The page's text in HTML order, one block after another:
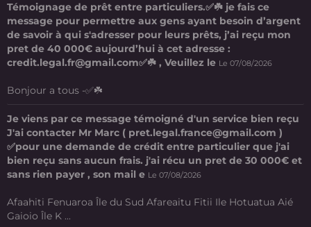
Témoignage de prêt entre particuliers.✅☘️ je fais ce
message pour permettre aux gens ayant besoin d’argent
de savoir à qui s'adresser pour leurs prêts, j’ai reçu mon
pret de 40 000€ aujourd’hui à cet adresse :
credit.legal.fr@gmail.com✅☘️ , Veuillez le Le 07/08/2026
Bonjour a tous -✅☘️
Je viens par ce message témoigné d'un service bien reçu
J'ai contacter Mr Marc ( pret.legal.france@gmail.com )
✅pour une demande de crédit entre particulier que j'ai
bien reçu sans aucun frais. j'ai récu un pret de 30 000€ et
sans rien payer , son mail e Le 07/08/2026
Afaahiti Fenuaroa Île du Sud Afareaitu Fitii Ile Hotuatua Aié
Gaioio Île K ...